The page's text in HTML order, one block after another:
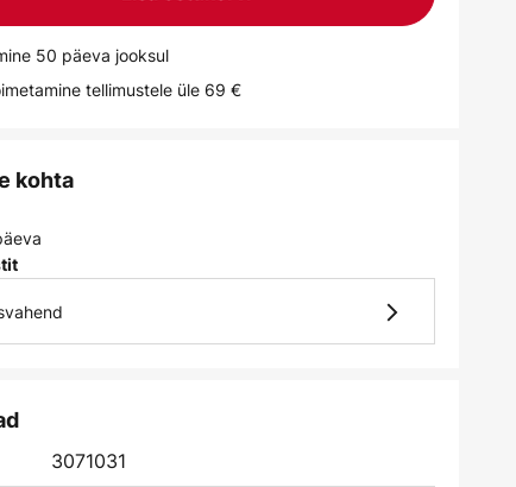
50 päeva jooksul
tellimustele üle 69 €
kohta
3071031